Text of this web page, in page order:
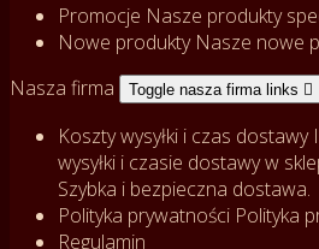
Promocje Nasze produkty
Nowe produkty Nasze nowe
Nasza firma
Toggle nasza firma links 
Koszty wysyłki i czas dostawy
wysyłki i czasie dostawy w
Szybka i bezpieczna dostawa.
Polityka prywatności Polityka
Regulamin